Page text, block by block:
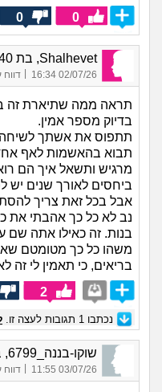
0
0
Shalhevet, בת 40
02/07/26 16:34
| דווח
תראה ממה שתיארת זה
בדיוק מספר אמין.
תתפוס את אשתך
תבוא בהאשמות לאף
מרגיש ותשאל איך הם
ביחסים לאורך שנים יש
אבל בכל זאת צריך
נב לא כל כך אהבתי את
בנות. זה כאילו אתה
משהו כל כך מטומטם
בריאים, כי תאמין לי זה
2
נכתבו 1 תגובות לעצה זו.
שוקו-בננה_6799, בן 37, אורח
03/07/26 11:55 דווח